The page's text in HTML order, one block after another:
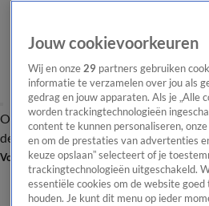
OverzichtAfleveringen Entertainment
de redactieNieuwsbrief
Volg Shownieuws
Jouw cookievoorkeuren
Wij en onze 29 partners gebruiken
informatie te verzamelen over jou als
gedrag en jouw apparaten. Als je „Alle
worden trackingtechnologieën
content te kunnen personaliseren,
en om de prestaties van advertenties
keuze opslaan” selecteert of je
trackingtechnologieën uitgeschakeld.
essentiële cookies om de website
houden. Je kunt dit menu op ieder